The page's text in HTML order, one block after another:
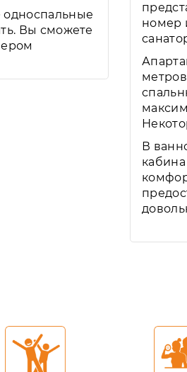
Вы сможете
номер
В